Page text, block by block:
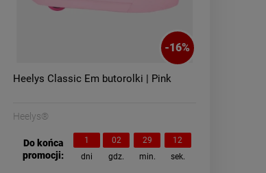
-16%
Heelys Classic Em butorolki | Pink
Heelys®
Do końca
promocji:
1
dni
02
gdz.
29
min.
11
sek.